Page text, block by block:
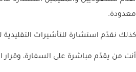
معدودة.
كذلك نقدّم استشارة للتأشيرات التقليدية
أنت من يقدّم مباشرة على السفارة، وقرار